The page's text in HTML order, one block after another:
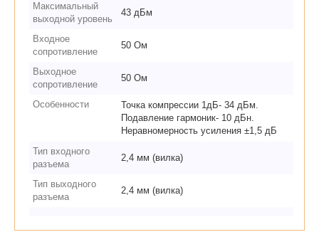
Максимальный
выходной уровень
43 дБм
Входное
сопротивление
50 Ом
Выходное
сопротивление
50 Ом
Особенности
Точка компрессии 1дБ- 34 дБм.
Подавление гармоник- 10 дБн.
Неравномерность усиления ±1,5 дБ
Тип входного
разъема
2,4 мм (вилка)
Тип выходного
разъема
2,4 мм (вилка)